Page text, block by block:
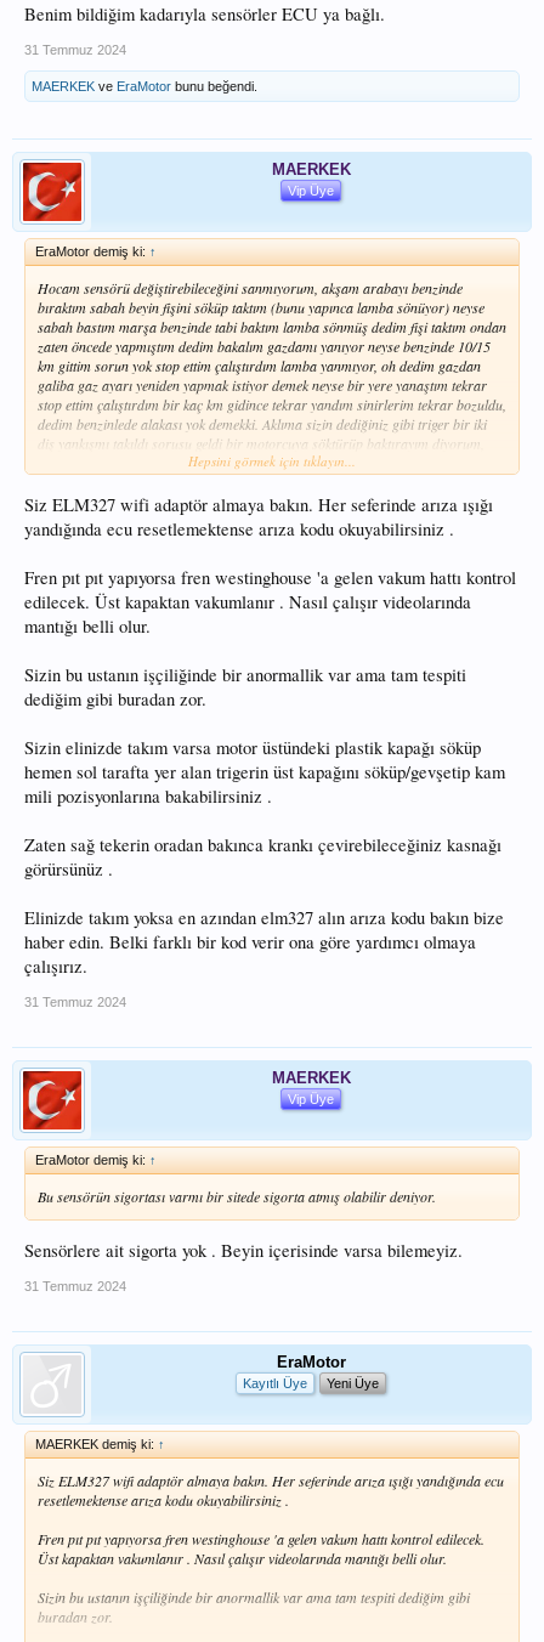
Benim bildiğim kadarıyla sensörler ECU ya bağlı.
31 Temmuz 2024
MAERKEK ve EraMotor bunu beğendi.
MAERKEK
Vip Üye
EraMotor demiş ki: ↑
Hocam sensörü değiştirebileceğini sanmıyorum, akşam arabayı benzinde
bıraktım sabah beyin fişini söküp taktım (bunu yapınca lamba sönüyor) neyse
sabah bastım marşa benzinde tabi baktım lamba sönmüş dedim fişi taktım ondan
zaten öncede yapmıştım dedim bakalım gazdamı yanıyor neyse benzinde 10/15
km gittim sorun yok stop ettim çalıştırdım lamba yanmıyor, oh dedim gazdan
galiba gaz ayarı yeniden yapmak istiyor demek neyse bir yere yanaştım tekrar
stop ettim çalıştırdım bir kaç km gidince tekrar yandım sinirlerim tekrar bozuldu,
dedim benzinlede alakası yok demekki. Aklıma sizin dediğiniz gibi triger bir iki
diş yankışmı takıldı sorusu geldi bir motorcuya söktürüp baktırayım diyorum,
acaba triger ayarı ile bu oksijen sensörü hatasının bir bağlantısı olabilirmi?
gibi.
Hepsini görmek için tıklayın...
Siz ELM327 wifi adaptör almaya bakın. Her seferinde arıza ışığı
yandığında ecu resetlemektense arıza kodu okuyabilirsiniz .
Fren pıt pıt yapıyorsa fren westinghouse 'a gelen vakum hattı kontrol
edilecek. Üst kapaktan vakumlanır . Nasıl çalışır videolarında
mantığı belli olur.
Sizin bu ustanın işçiliğinde bir anormallik var ama tam tespiti
dediğim gibi buradan zor.
Sizin elinizde takım varsa motor üstündeki plastik kapağı söküp
hemen sol tarafta yer alan trigerin üst kapağını söküp/gevşetip kam
mili pozisyonlarına bakabilirsiniz .
Zaten sağ tekerin oradan bakınca krankı çevirebileceğiniz kasnağı
görürsünüz .
Elinizde takım yoksa en azından elm327 alın arıza kodu bakın bize
haber edin. Belki farklı bir kod verir ona göre yardımcı olmaya
çalışırız.
31 Temmuz 2024
MAERKEK
Vip Üye
EraMotor demiş ki: ↑
Bu sensörün sigortası varmı bir sitede sigorta atmış olabilir deniyor.
Sensörlere ait sigorta yok . Beyin içerisinde varsa bilemeyiz.
31 Temmuz 2024
EraMotor
Kayıtlı Üye Yeni Üye
MAERKEK demiş ki: ↑
Siz ELM327 wifi adaptör almaya bakın. Her seferinde arıza ışığı yandığında ecu
resetlemektense arıza kodu okuyabilirsiniz .
Fren pıt pıt yapıyorsa fren westinghouse 'a gelen vakum hattı kontrol edilecek.
Üst kapaktan vakumlanır . Nasıl çalışır videolarında mantığı belli olur.
Sizin bu ustanın işçiliğinde bir anormallik var ama tam tespiti dediğim gibi
buradan zor.